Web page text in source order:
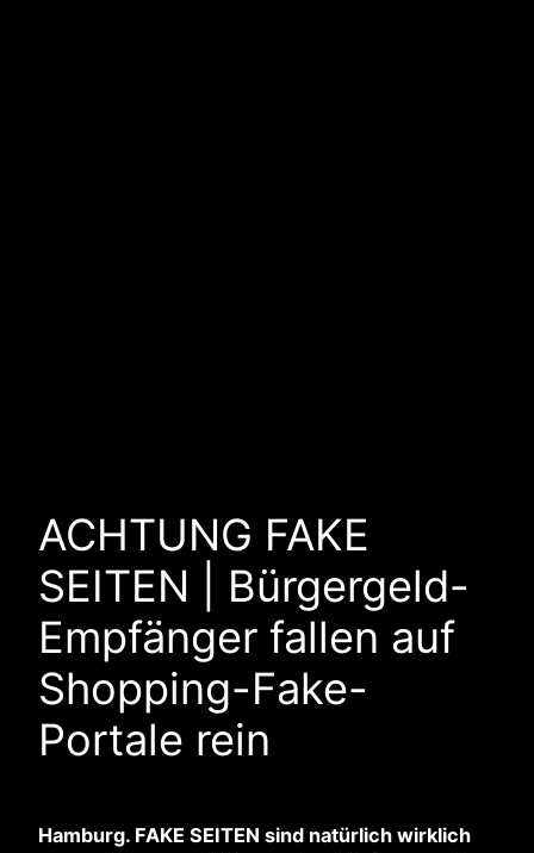
ACHTUNG FAKE
SEITEN | Bürgergeld-
Empfänger fallen auf
Shopping-Fake-
Portale rein
Hamburg. FAKE SEITEN sind natürlich wirklich